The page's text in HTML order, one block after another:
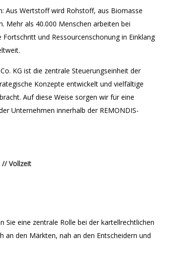
Aus Wertstoff wird Rohstoff, aus Biomasse
Mehr als 40.000 Menschen arbeiten bei
und Ressourcenschonung in Einklang
KG ist die zentrale Steuerungseinheit der
Konzepte entwickelt und vielfältige
Auf diese Weise sorgen wir für eine
Unternehmen innerhalb der REMONDIS-
// Vollzeit
Sie eine zentrale Rolle bei der kartellrechtlichen
an den Märkten, nah an den Entscheidern und